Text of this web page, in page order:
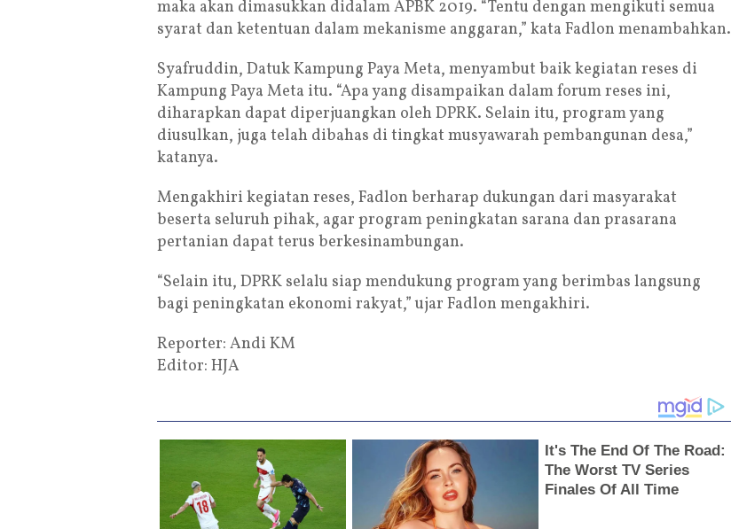
maka akan dimasukkan didalam APBK 2019. “Tentu dengan mengikuti semua
syarat dan ketentuan dalam mekanisme anggaran,” kata Fadlon menambahkan.
Syafruddin, Datuk Kampung Paya Meta, menyambut baik kegiatan reses di
Kampung Paya Meta itu. “Apa yang disampaikan dalam forum reses ini,
diharapkan dapat diperjuangkan oleh DPRK. Selain itu, program yang
diusulkan, juga telah dibahas di tingkat musyawarah pembangunan desa,”
katanya.
Mengakhiri kegiatan reses, Fadlon berharap dukungan dari masyarakat
beserta seluruh pihak, agar program peningkatan sarana dan prasarana
pertanian dapat terus berkesinambungan.
“Selain itu, DPRK selalu siap mendukung program yang berimbas langsung
bagi peningkatan ekonomi rakyat,” ujar Fadlon mengakhiri.
Reporter: Andi KM
Editor: HJA